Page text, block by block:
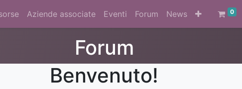
Aziende associate Eventi Forum News 0
Forum
Benvenuto!